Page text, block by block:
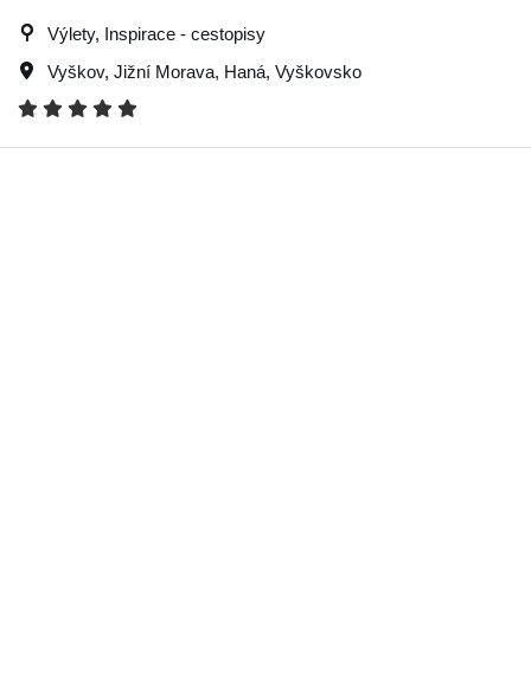
Výlety, Inspirace - cestopisy
Vyškov, Jižní Morava, Haná, Vyškovsko